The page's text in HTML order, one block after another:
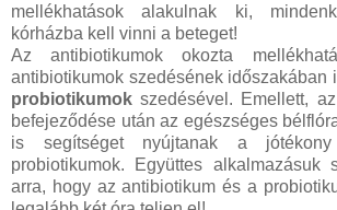
mellékhatások alakulnak ki,
kórházba kell vinni a beteget!
Az antibiotikumok okozta
antibiotikumok szedésének időszakában
probiotikumok szedésével. Emellett,
befejeződése után az egészséges
is segítséget nyújtanak a
probiotikumok. Együttes alkalmazásuk
arra, hogy az antibiotikum és a